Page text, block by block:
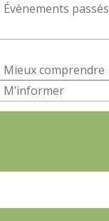
Évènements passés
Mieux comprendre
M’informer